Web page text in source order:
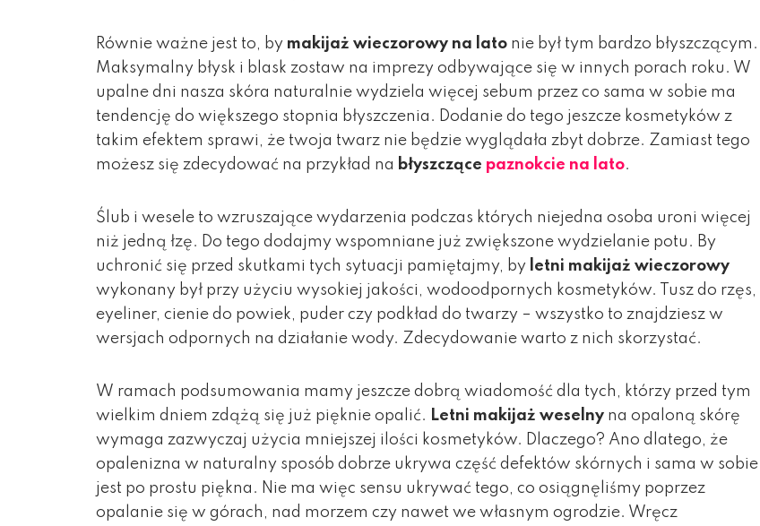
Równie ważne jest to, by makijaż wieczorowy na lato nie był tym bardzo błyszczącym.
Maksymalny błysk i blask zostaw na imprezy odbywające się w innych porach roku. W
upalne dni nasza skóra naturalnie wydziela więcej sebum przez co sama w sobie ma
tendencję do większego stopnia błyszczenia. Dodanie do tego jeszcze kosmetyków z
takim efektem sprawi, że twoja twarz nie będzie wyglądała zbyt dobrze. Zamiast tego
możesz się zdecydować na przykład na błyszczące paznokcie na lato.
Ślub i wesele to wzruszające wydarzenia podczas których niejedna osoba uroni więcej
niż jedną łzę. Do tego dodajmy wspomniane już zwiększone wydzielanie potu. By
uchronić się przed skutkami tych sytuacji pamiętajmy, by letni makijaż wieczorowy
wykonany był przy użyciu wysokiej jakości, wodoodpornych kosmetyków. Tusz do rzęs,
eyeliner, cienie do powiek, puder czy podkład do twarzy – wszystko to znajdziesz w
wersjach odpornych na działanie wody. Zdecydowanie warto z nich skorzystać.
W ramach podsumowania mamy jeszcze dobrą wiadomość dla tych, którzy przed tym
wielkim dniem zdążą się już pięknie opalić. Letni makijaż weselny na opaloną skórę
wymaga zazwyczaj użycia mniejszej ilości kosmetyków. Dlaczego? Ano dlatego, że
opalenizna w naturalny sposób dobrze ukrywa część defektów skórnych i sama w sobie
jest po prostu piękna. Nie ma więc sensu ukrywać tego, co osiągnęliśmy poprzez
opalanie się w górach, nad morzem czy nawet we własnym ogrodzie. Wręcz